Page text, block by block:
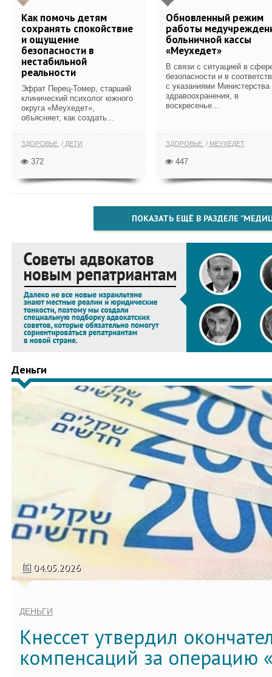
Как помочь детям
сохранять спокойствие
и ощущение
безопасности в
нестабильной
реальности
Эфрат Перец-Томер, старший
клинический психолог южного
округа «Меухедет»,
объясняет, как создать...
ЗДОРОВЬЕ ДЕТИ
372
Обновленный режим
работы
больничной кассы
«Меухедет»
В связи с ситуацией в
безопасности и в
с указаниями Министерства
здравоохранения, в
воскресенье...
ЗДОРОВЬЕ МЕУХЕДЕТ
447
ПОКАЗАТЬ ЕЩЁ В РАЗДЕЛЕ
Деньги
04.05.2026
ДЕНЬГИ
Кнессет утвердил
компенсаций за операцию